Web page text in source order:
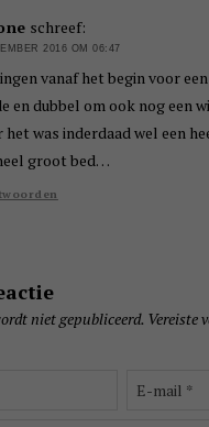
schreef:
2016 OM 06:47
vanaf het begin voor
en dubbel om ook nog een
het was inderdaad wel een
groot bed…
niet gepubliceerd. Vereiste